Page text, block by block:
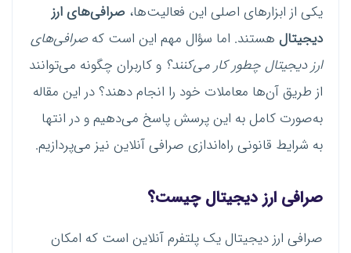
یکی از ابزارهای اصلی این فعالیت‌ها، صرافی‌های ارز
دیجیتال هستند. اما سؤال مهم این است که صرافی‌های
ارز دیجیتال چطور کار می‌کنند؟ و کاربران چگونه می‌توانند
از طریق آن‌ها معاملات خود را انجام دهند؟ در این مقاله
به‌صورت کامل به این پرسش پاسخ می‌دهیم و در انتها
به شرایط قانونی راه‌اندازی صرافی آنلاین نیز می‌پردازیم.
صرافی ارز دیجیتال چیست؟
صرافی ارز دیجیتال یک پلتفرم آنلاین است که امکان